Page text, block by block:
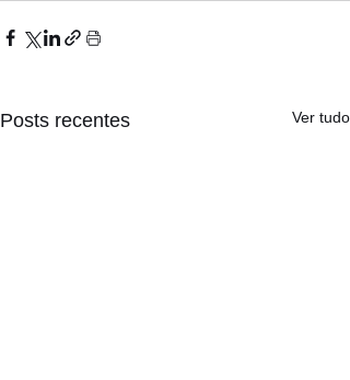
Posts recentes Ver tudo